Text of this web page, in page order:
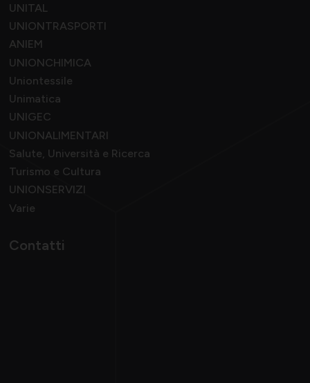
UNITAL
UNIONTRASPORTI
ANIEM
UNIONCHIMICA
Uniontessile
Unimatica
UNIGEC
UNIONALIMENTARI
Salute, Università e Ricerca
Turismo e Cultura
UNIONSERVIZI
Varie
Contatti